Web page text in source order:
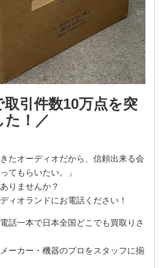
引件数10万点を突
た！／
たオーディオだから、信頼出来る会
てもらいたい。」
りませんか？
ィオランドにお電話ください！
話一本で日本全国どこでも買取りさ
ーカー・機器のプロをスタッフに揃